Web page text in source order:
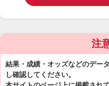
注
結果・成績・オッズなどのデー
し確認してください。